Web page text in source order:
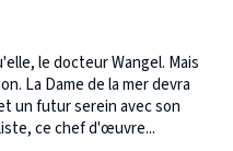
le docteur Wangel. Mais
La Dame de la mer devra
un futur serein avec son
ce chef d'œuvre...